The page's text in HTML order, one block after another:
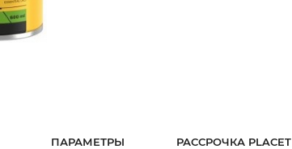
ПАРАМЕТРЫ РАССРОЧКА PLACET